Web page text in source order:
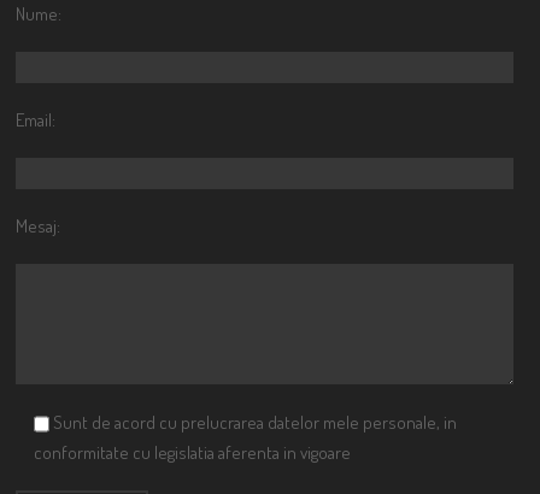
Nume:
Email:
Mesaj:
Sunt de acord cu prelucrarea datelor mele personale, in
conformitate cu legislatia aferenta in vigoare